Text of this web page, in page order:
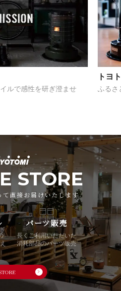
ルで感性を研ぎ澄ませ
トヨ
ふるさ
STORE
て直接お届けいたします
パーツ販売
長くご利用いただいた
消耗部品のパーツ販売